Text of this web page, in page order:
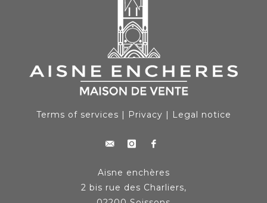
Terms of services | Privacy | Legal notice
Aisne enchères
2 bis rue des Charliers,